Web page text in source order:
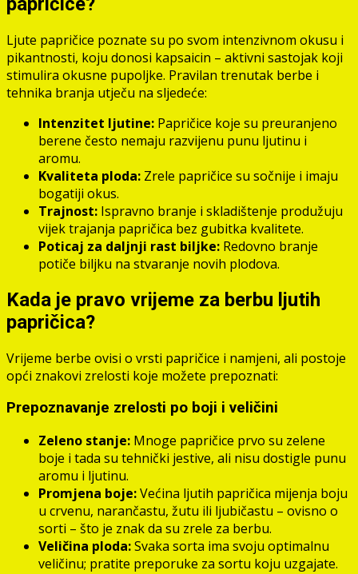
Ljute papričice poznate su po svom intenzivnom okusu i
pikantnosti, koju donosi kapsaicin – aktivni sastojak koji
stimulira okusne pupoljke. Pravilan trenutak berbe i
tehnika branja utječu na sljedeće:
Intenzitet ljutine: Papričice koje su preuranjeno
berene često nemaju razvijenu punu ljutinu i
aromu.
Kvaliteta ploda: Zrele papričice su sočnije i imaju
bogatiji okus.
Trajnost: Ispravno branje i skladištenje produžuju
vijek trajanja papričica bez gubitka kvalitete.
Poticaj za daljnji rast biljke: Redovno branje
potiče biljku na stvaranje novih plodova.
Kada je pravo vrijeme za berbu ljutih
papričica?
Vrijeme berbe ovisi o vrsti papričice i namjeni, ali postoje
opći znakovi zrelosti koje možete prepoznati:
Prepoznavanje zrelosti po boji i veličini
Zeleno stanje: Mnoge papričice prvo su zelene
boje i tada su tehnički jestive, ali nisu dostigle punu
aromu i ljutinu.
Promjena boje:Većina ljutih papričica mijenja boju
u crvenu, narančastu, žutu ili ljubičastu – ovisno o
sorti – što je znak da su zrele za berbu.
Veličina ploda:Svaka sorta ima svoju optimalnu
veličinu; pratite preporuke za sortu koju uzgajate.